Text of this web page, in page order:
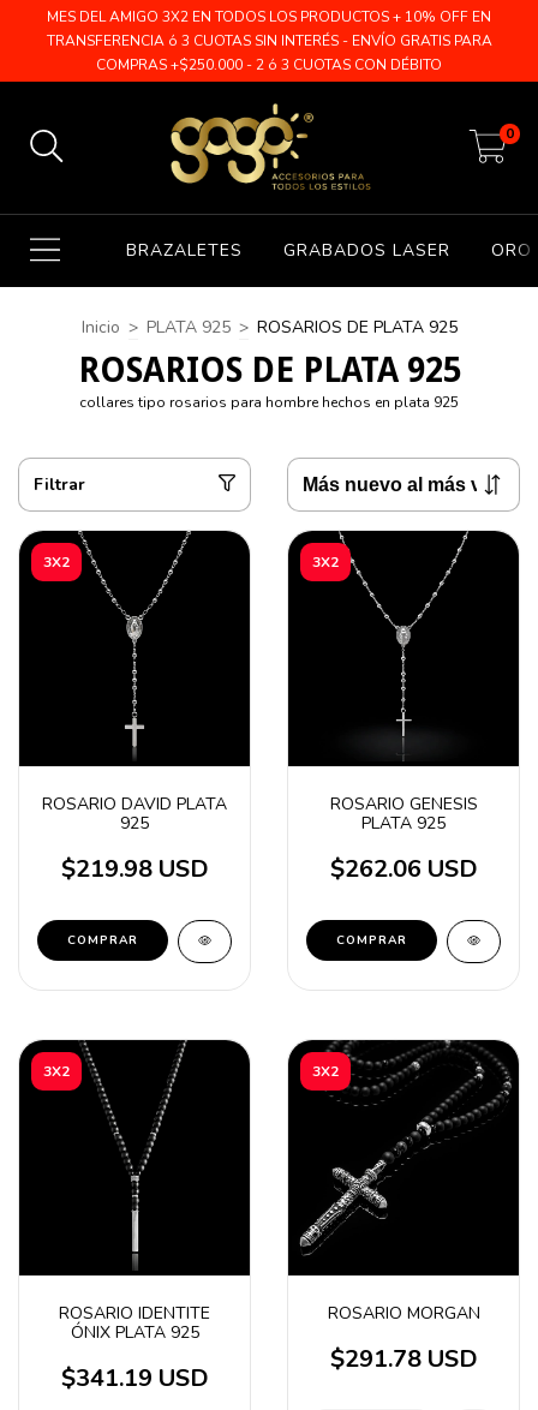
MES DEL AMIGO 3X2 EN TODOS LOS PRODUCTOS + 10% OFF EN
TRANSFERENCIA ó 3 CUOTAS SIN INTERÉS - ENVÍO GRATIS PARA
COMPRAS +$250.000 - 2 ó 3 CUOTAS CON DÉBITO
0
BRAZALETES GRABADOS LASER ORO
Inicio > PLATA 925 > ROSARIOS DE PLATA 925
ROSARIOS DE PLATA 925
collares tipo rosarios para hombre hechos en plata 925
Filtrar
3X2
ROSARIO DAVID PLATA
925
$219.98 USD
3X2
ROSARIO GENESIS
PLATA 925
$262.06 USD
3X2
ROSARIO IDENTITE
ÓNIX PLATA 925
$341.19 USD
3X2
ROSARIO MORGAN
$291.78 USD